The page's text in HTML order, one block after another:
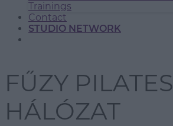
Trainings
Contact
STUDIO NETWORK
FŰZY PILATES
HÁLÓZAT